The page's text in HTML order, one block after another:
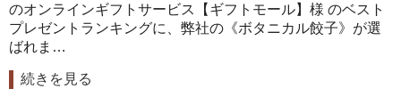
のオンラインギフトサービス【ギフトモール】様 のベスト
プレゼントランキングに、弊社の《ボタニカル餃子》が選
ばれま…
続きを見る